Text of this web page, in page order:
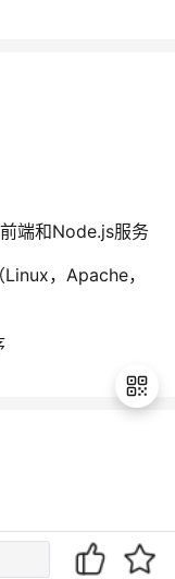
端和Node.js服务
，Apache，